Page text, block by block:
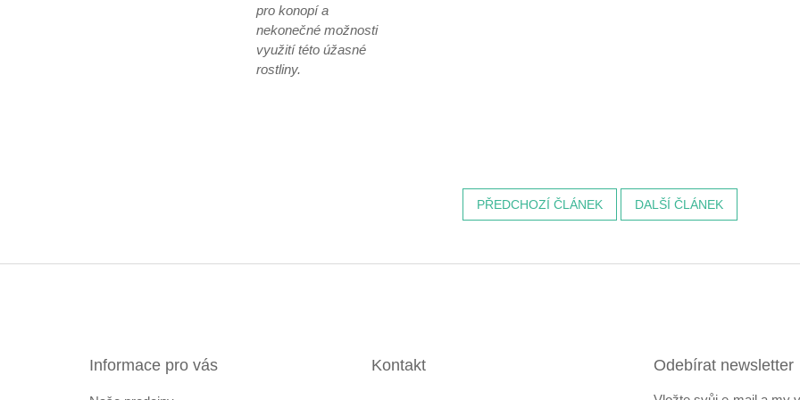
pro konopí a
nekonečné možnosti
využití této úžasné
rostliny.
PŘEDCHOZÍ ČLÁNEK DALŠÍ ČLÁNEK
Informace pro vás Kontakt Odebírat newsletter